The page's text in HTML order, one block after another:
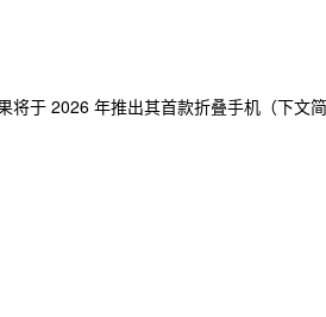
将于 2026 年推出其首款折叠手机（下文